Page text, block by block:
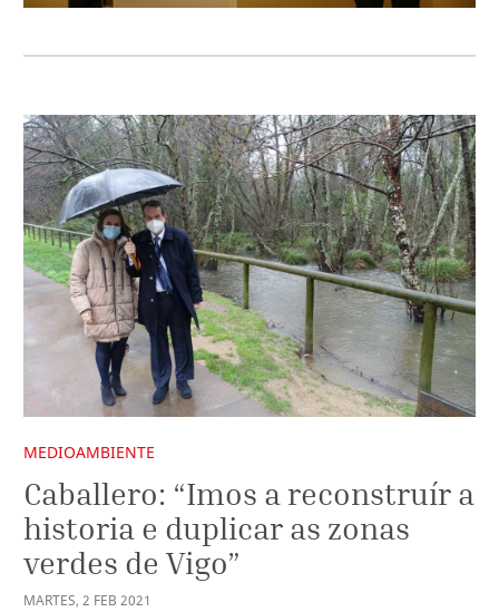
MEDIOAMBIENTE
Caballero: “Imos a reconstruír a
historia e duplicar as zonas
verdes de Vigo”
MARTES, 2 FEB 2021